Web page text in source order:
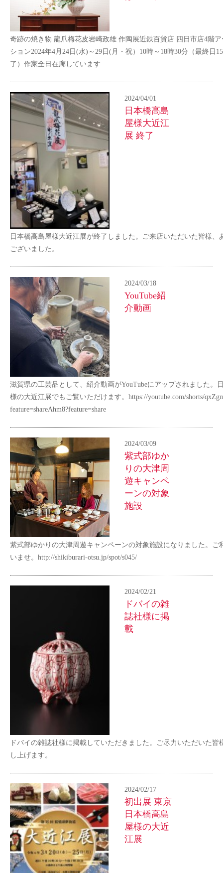
奇跡の焼き物 龍爪梅花皮岩崎政雄 作陶展近鉄百貨店 四日市店4階
ション2024年4月24日(水)～29日(月・祝）10時～18時30分（最終日
了）作家全日在廊しています
2024/04/01
日本橋高島
屋様大近江
展 終了
日本橋高島屋様大近江展が終了しました。ご来店いただいた皆様、
ございました。
2024/03/18
YouTube紹
介動画
滋賀県の工芸品として、紹介動画がYouTubeにアップされました。
様の大近江展でもご覧いただけます。https://youtube.com/shorts/
feature=shareAhm8?feature=share
2024/03/09
紫式部ゆか
りの大津周
遊キャンペ
ーンの対象
施設
紫式部ゆかりの大津周遊キャンペーンの対象施設になりました。ご
いませ。http://shikiburari-otsu.jp/spot/s045/
2024/02/21
ドバイの雑
誌社様に掲
載
ドバイの雑誌社様に掲載していただきました。ご尽力いただいた皆
し上げます。
2024/02/17
初出展 東京
日本橋高島
屋様の大近
江展